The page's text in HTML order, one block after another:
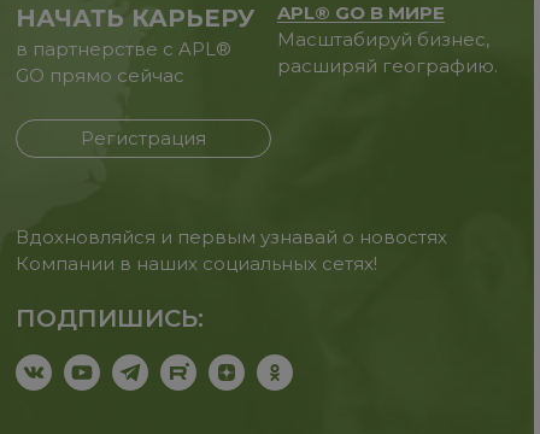
НАЧАТЬ КАРЬЕРУ
в партнерстве с APL®
GO прямо сейчас
Регистрация
APL® GO В МИРЕ
Масштабируй бизнес,
расширяй географию.
Вдохновляйся и первым узнавай о новостях
Компании в наших социальных сетях!
ПОДПИШИСЬ: